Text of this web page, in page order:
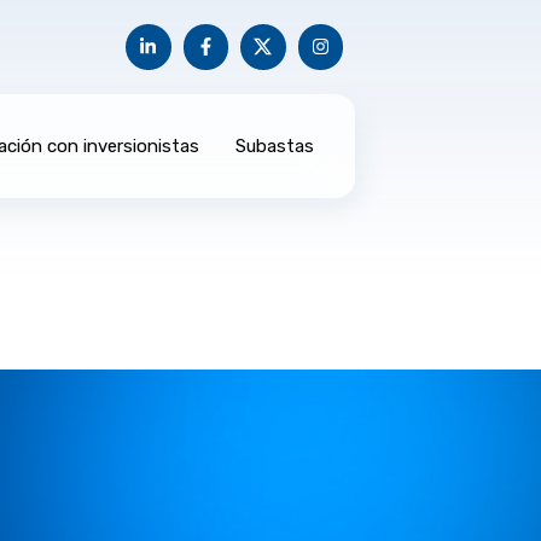
con inversionistas Subastas